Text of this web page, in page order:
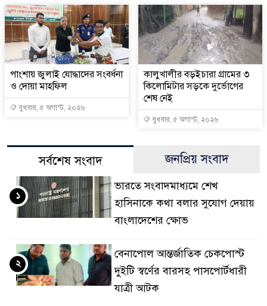
পাংশায় জুলাই যোদ্ধাদের সংবর্ধনা
ও দোয়া মাহফিল
বুধবার, ৫ অগাস্ট, ২০২৬
কালুখালীর বড়ইচারা গ্রামের ৩
কিলোমিটার সড়কে দুর্ভোগের
শেষ নেই
বুধবার, ৫ অগাস্ট, ২০২৬
সর্বশেষ সংবাদ জনপ্রিয় সংবাদ
ভারতে সংবাদমাধ্যমে শেখ
হাসিনাকে কথা বলার সুযোগ দেয়ায়
বাংলাদেশের ক্ষোভ
১
বেনাপোল আন্তর্জাতিক চেকপোস্ট
দুইটি স্বর্ণের বারসহ পাসপোর্টধারী
যাত্রী আটক
২